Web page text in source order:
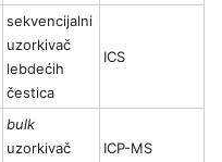
sekvencijalni
uzorkivač
lebdećih
čestica
ICS
bulk
uzorkivač
ICP-MS